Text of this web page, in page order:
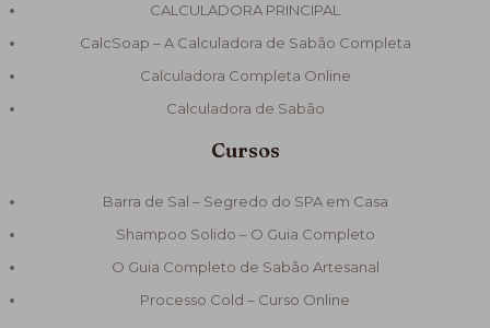
CALCULADORA PRINCIPAL
CalcSoap – A Calculadora de Sabão Completa
Calculadora Completa Online
Calculadora de Sabão
Cursos
Barra de Sal – Segredo do SPA em Casa
Shampoo Solido – O Guia Completo
O Guia Completo de Sabão Artesanal
Processo Cold – Curso Online